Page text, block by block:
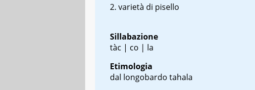
varietà di pisello
Sillabazione
tàc | co | la
Etimologia
dal longobardo tahala